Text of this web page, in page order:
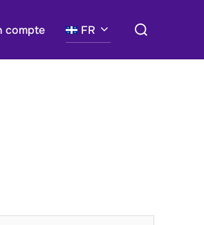
compte FR
Search